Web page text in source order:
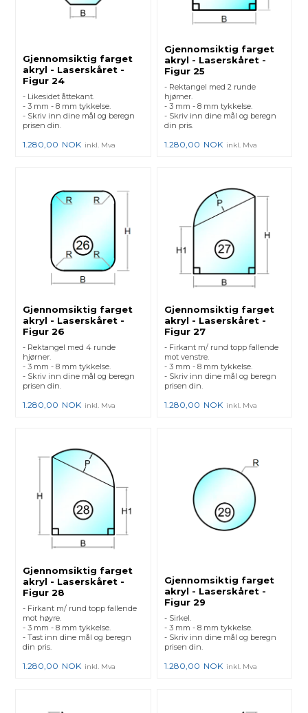
Gjennomsiktig farget
akryl - Laserskåret -
Figur 24
- Likesidet åttekant.
- 3 mm - 8 mm tykkelse.
- Skriv inn dine mål og beregn
prisen din.
1.280,00 NOK inkl. Mva
Gjennomsiktig farget
akryl - Laserskåret -
Figur 25
- Rektangel med 2 runde
hjørner.
- 3 mm - 8 mm tykkelse.
- Skriv inn dine mål og beregn
din pris.
1.280,00 NOK inkl. Mva
Gjennomsiktig farget
akryl - Laserskåret -
Figur 26
- Rektangel med 4 runde
hjørner.
- 3 mm - 8 mm tykkelse.
- Skriv inn dine mål og beregn
prisen din.
1.280,00 NOK inkl. Mva
Gjennomsiktig farget
akryl - Laserskåret -
Figur 27
- Firkant m/ rund topp fallende
mot venstre.
- 3 mm - 8 mm tykkelse.
- Skriv inn dine mål og beregn
prisen din.
1.280,00 NOK inkl. Mva
Gjennomsiktig farget
akryl - Laserskåret -
Figur 28
- Firkant m/ rund topp fallende
mot høyre.
- 3 mm - 8 mm tykkelse.
- Tast inn dine mål og beregn
din pris.
1.280,00 NOK inkl. Mva
Gjennomsiktig farget
akryl - Laserskåret -
Figur 29
- Sirkel.
- 3 mm - 8 mm tykkelse.
- Skriv inn dine mål og beregn
prisen din.
1.280,00 NOK inkl. Mva